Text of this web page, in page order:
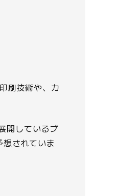
刷技術や、カ
開しているブ
されていま